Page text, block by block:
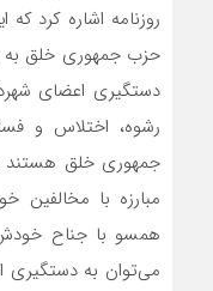
روزنامه اشاره کرد
حزب جمهوری خلق به
دستگیری اعضای
رشوه، اختلاس و
جمهوری خلق هستند
مبارزه با مخالفین
همسو با جناح
می‌توان به دستگیری